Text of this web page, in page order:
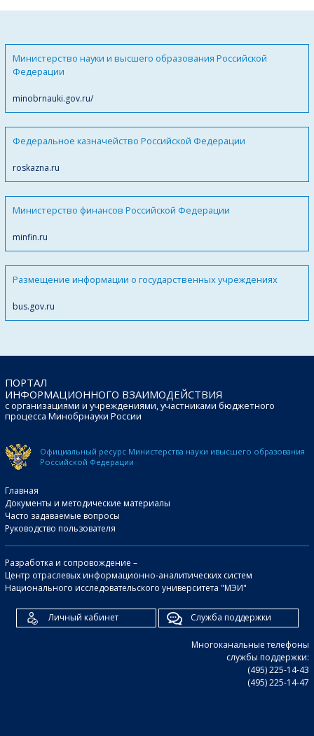
Министерство науки и высшего образования Российской
Федерации
minobrnauki.gov.ru/
Федеральное казначейство Российской Федерации
roskazna.ru
Министерство финансов Российской Федерации
minfin.ru
Размещение информации о государственных учреждениях
bus.gov.ru
ПОРТАЛ
ИНФОРМАЦИОННОГО ВЗАИМОДЕЙСТВИЯ
с организациями и учреждениями, участниками бюджетного
процесса Минобрнауки России
Официальный ресурс Министерства науки ивысшего образования
Российской Федерации
Главная
Документы и методические материалы
Часто задаваемые вопросы
Руководство пользователя
Разработка и сопровождение –
Центр отраслевых информационно-аналитических систем
Национального исследовательского университета "МЭИ"
Личный кабинет Служба поддержки
Многоканальные телефоны
службы поддержки:
(495) 225-14-43
(495) 225-14-47